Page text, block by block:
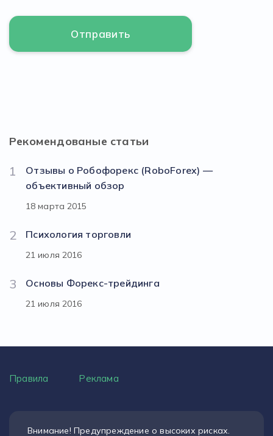
Рекомендованые статьи
1
Отзывы о Робофорекс (RoboForex) —
объективный обзор
18 марта 2015
2 Психология торговли
21 июля 2016
3 Основы Форекс-трейдинга
21 июля 2016
Правила Реклама
Внимание! Предупреждение о высоких рисках.